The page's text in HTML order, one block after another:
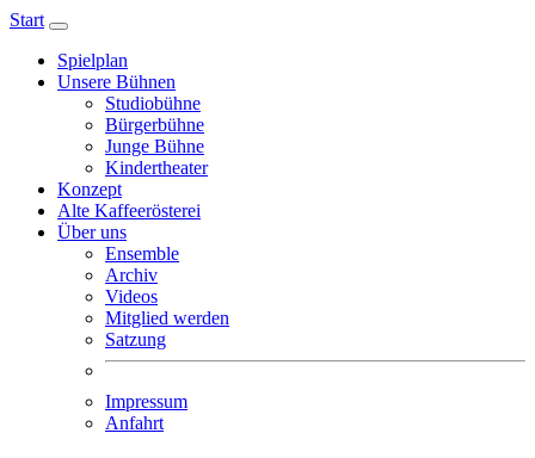
Start
Spielplan
Unsere Bühnen
Studiobühne
Bürgerbühne
Junge Bühne
Kindertheater
Konzept
Alte Kaffeerösterei
Über uns
Ensemble
Archiv
Videos
Mitglied werden
Satzung
Impressum
Anfahrt